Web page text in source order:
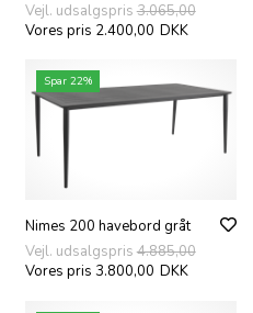
Vejl. udsalgspris 3.065,00
Vores pris 2.400,00 DKK
Spar 22%
Nimes 200 havebord gråt
Vejl. udsalgspris 4.885,00
Vores pris 3.800,00 DKK